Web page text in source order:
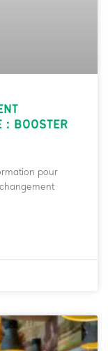
: BOOSTER
pour